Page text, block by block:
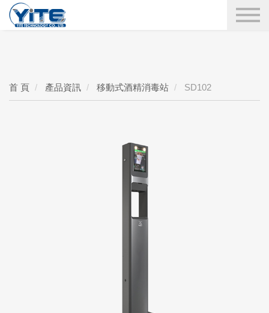
YITE Technology
首 頁 產品資訊 移動式酒精消毒站 SD102